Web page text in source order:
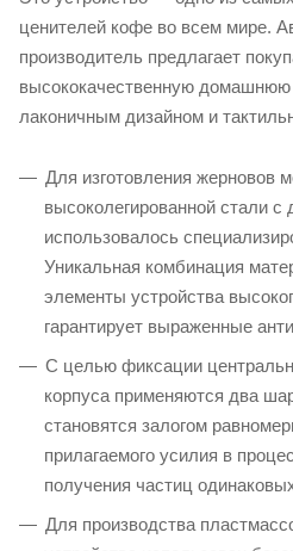
ценителей кофе во всем мире.
производитель предлагает
высококачественную
лаконичным дизайном и
Для изготовления жерновов
высоколегированной стали с
использовалось
Уникальная комбинация
элементы устройства
гарантирует выраженные
С целью фиксации
корпуса применяются два
становятся залогом
прилагаемого усилия в
получения частиц
Для производства